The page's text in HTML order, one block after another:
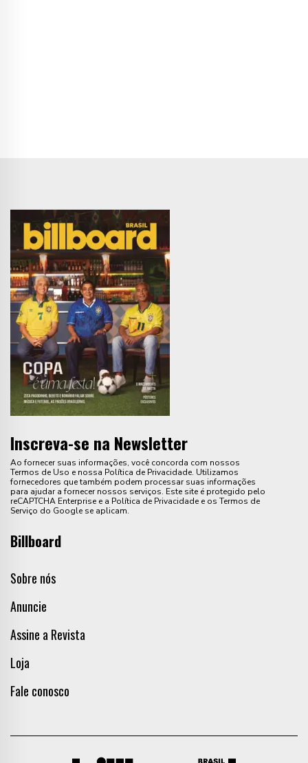
Inscreva-se na Newsletter
Ao fornecer suas informações, você concorda com nossos
Termos de Uso e nossa Política de Privacidade. Utilizamos
fornecedores que também podem processar suas informações
para ajudar a fornecer nossos serviços. Este site é protegido pelo
reCAPTCHA Enterprise e a Política de Privacidade e os Termos de
Serviço do Google se aplicam.
Billboard
Sobre nós
Anuncie
Assine a Revista
Loja
Fale conosco